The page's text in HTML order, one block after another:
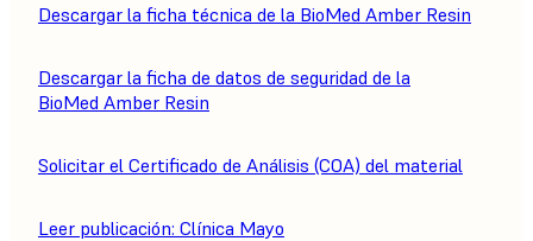
Descargar la ficha técnica de la BioMed Amber Resin
Descargar la ficha de datos de seguridad de la
BioMed Amber Resin
Solicitar el Certificado de Análisis (COA) del material
Leer publicación: Clínica Mayo